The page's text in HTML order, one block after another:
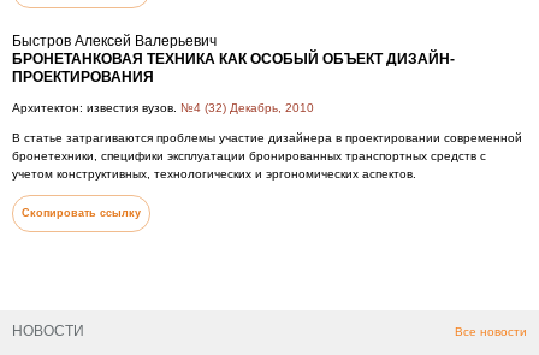
НОВОСТИ Все новости
Быстров Алексей Валерьевич
БРОНЕТАНКОВАЯ ТЕХНИКА КАК ОСОБЫЙ ОБЪЕКТ ДИЗАЙН-
ПРОЕКТИРОВАНИЯ
Архитектон: известия вузов. №4 (32) Декабрь, 2010
В статье затрагиваются проблемы участие дизайнера в проектировании современной
бронетехники, специфики эксплуатации бронированных транспортных средств с
учетом конструктивных, технологических и эргономических аспектов.
Скопировать ссылку